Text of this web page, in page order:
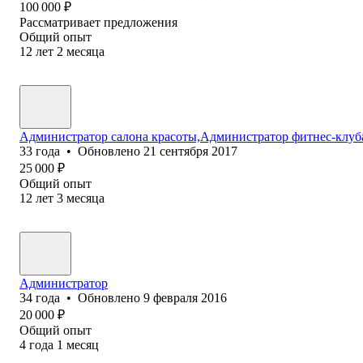
100 000 ₽
Рассматривает предложения
Общий опыт
12 лет 2 месяца
Администратор салона красоты,Администратор фитнес-
33 года • Обновлено 21 сентября 2017
25 000 ₽
Общий опыт
12 лет 3 месяца
Администратор
34 года • Обновлено 9 февраля 2016
20 000 ₽
Общий опыт
4 года 1 месяц